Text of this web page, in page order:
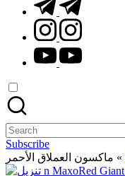
instagram.com
youtube.com
Search
for:
Subscribe
» ماكسون العملاق الأحمر